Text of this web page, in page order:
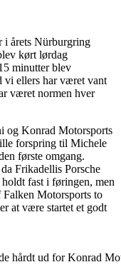
i årets Nürburgring
kørt lørdag
minutter blev
vi ellers har været vant
været normen hver
og Konrad Motorsports
forspring til Michele
første omgang.
Frikadellis Porsche
fast i føringen, men
Motorsports to
at være startet et godt
hårdt ud for Konrad